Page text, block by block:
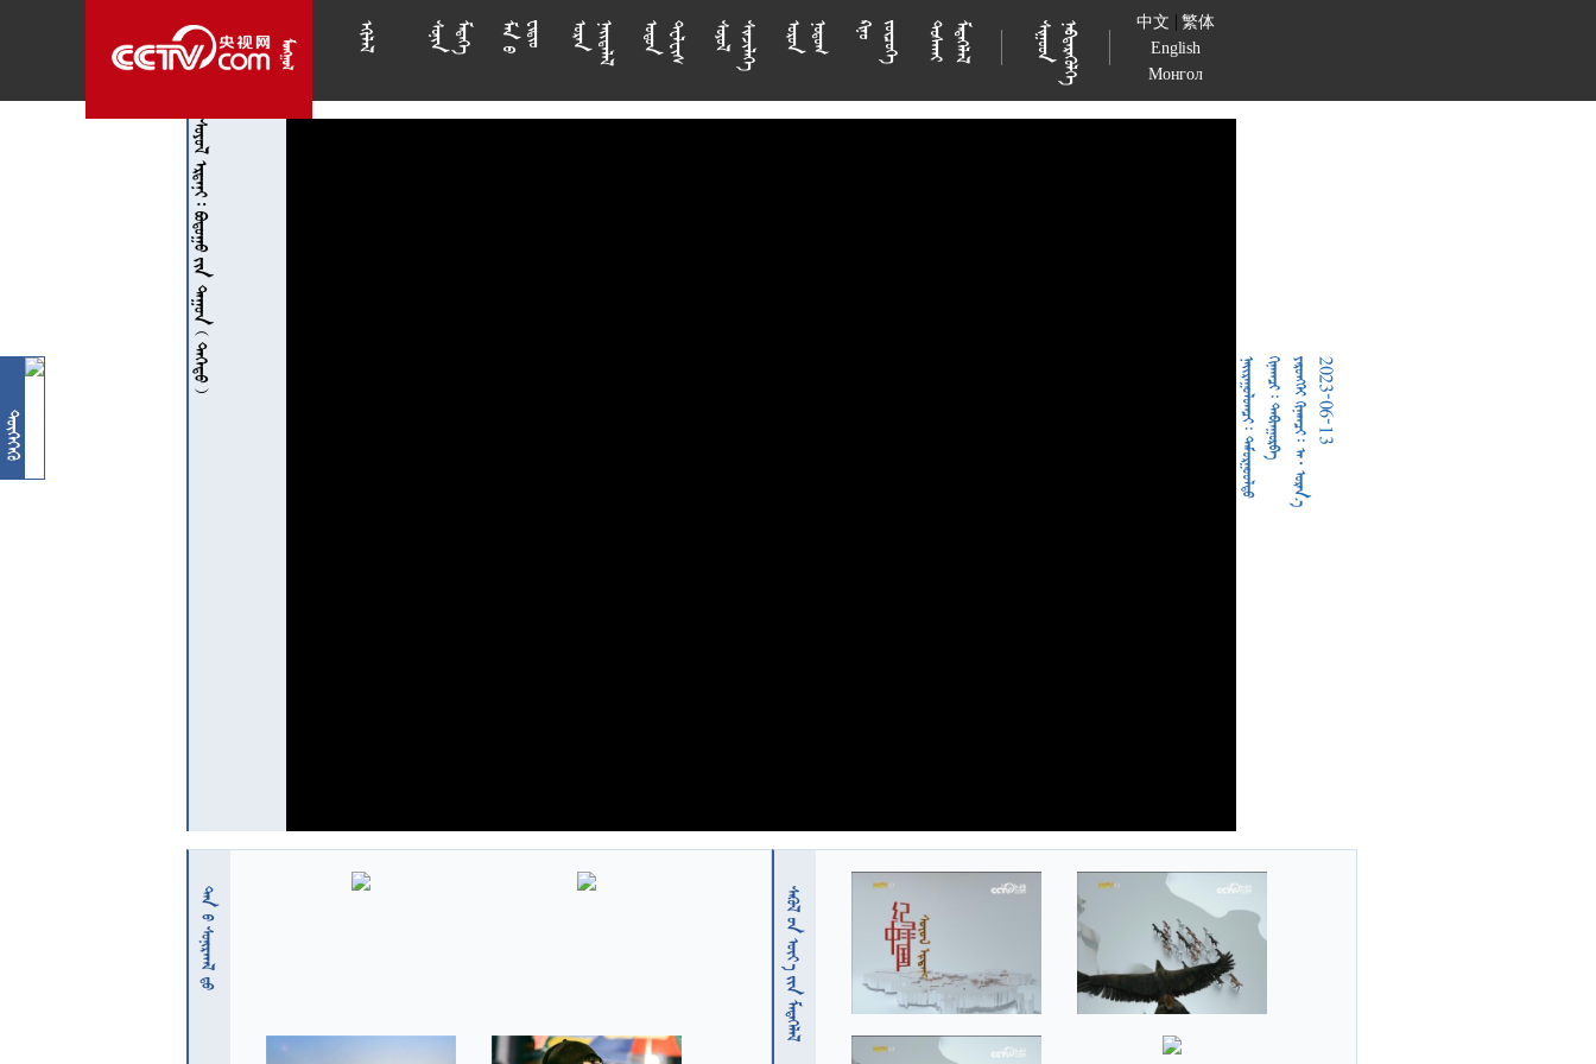
 








    









  







  











  






  







  












  














  中文 |繁体
English
Монгол

        
         2023-06-13
    